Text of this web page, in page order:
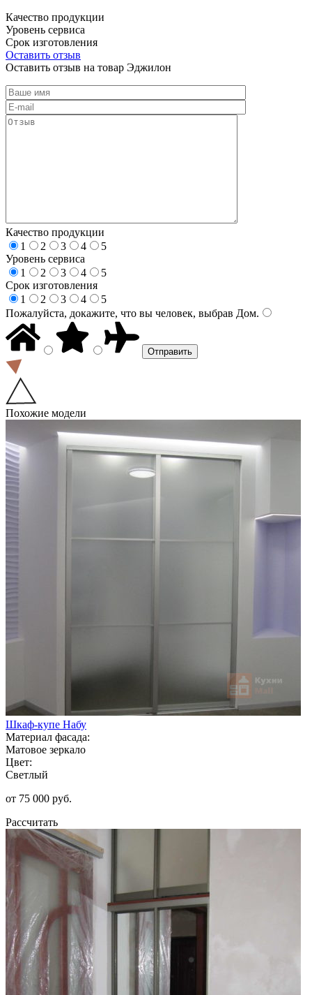
Качество продукции
Уровень сервиса
Срок изготовления
Оставить отзыв
Оставить отзыв на товар Эджилон
Качество продукции
1
2 3 4
5
Уровень сервиса
1
2 3 4
5
Срок изготовления
1
2 3 4
5
Пожалуйста, докажите, что вы человек, выбрав Дом.
Похожие модели
Шкаф-купе Набу
Материал фасада:
Матовое зеркало
Цвет:
Светлый
от 75 000 руб.
Рассчитать